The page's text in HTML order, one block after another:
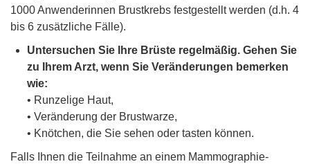
1000 Anwenderinnen Brustkrebs festgestellt werden (d.h. 4
bis 6 zusätzliche Fälle).
Untersuchen Sie Ihre Brüste regelmäßig. Gehen Sie
zu Ihrem Arzt, wenn Sie Veränderungen bemerken
wie:
• Runzelige Haut,
• Veränderung der Brustwarze,
• Knötchen, die Sie sehen oder tasten können.
Falls Ihnen die Teilnahme an einem Mammographie-